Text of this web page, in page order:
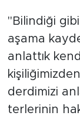
"Bilindiği
aşama
anlattık
derdimizi
terlerinin